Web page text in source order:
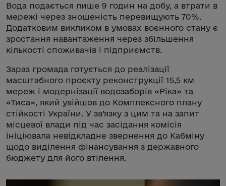
Вода подається лише 9 годин на добу, а втрати в
мережі через зношеність перевищують 70%.
Додатковим викликом в умовах воєнного стану є
зростання навантаження через збільшення
кількості споживачів і підприємств.
Зараз громада готується до реалізації
масштабного проєкту реконструкції 15,5 км
мереж і модернізації водозаборів «Ріка» та
«Тиса», який увійшов до Комплексного плану
стійкості України. У зв’язку з цим та на запит
місцевої влади під час засідання комісія
ініціювала невідкладне звернення до Кабміну
щодо виділення фінансування з державного
бюджету для його втілення.